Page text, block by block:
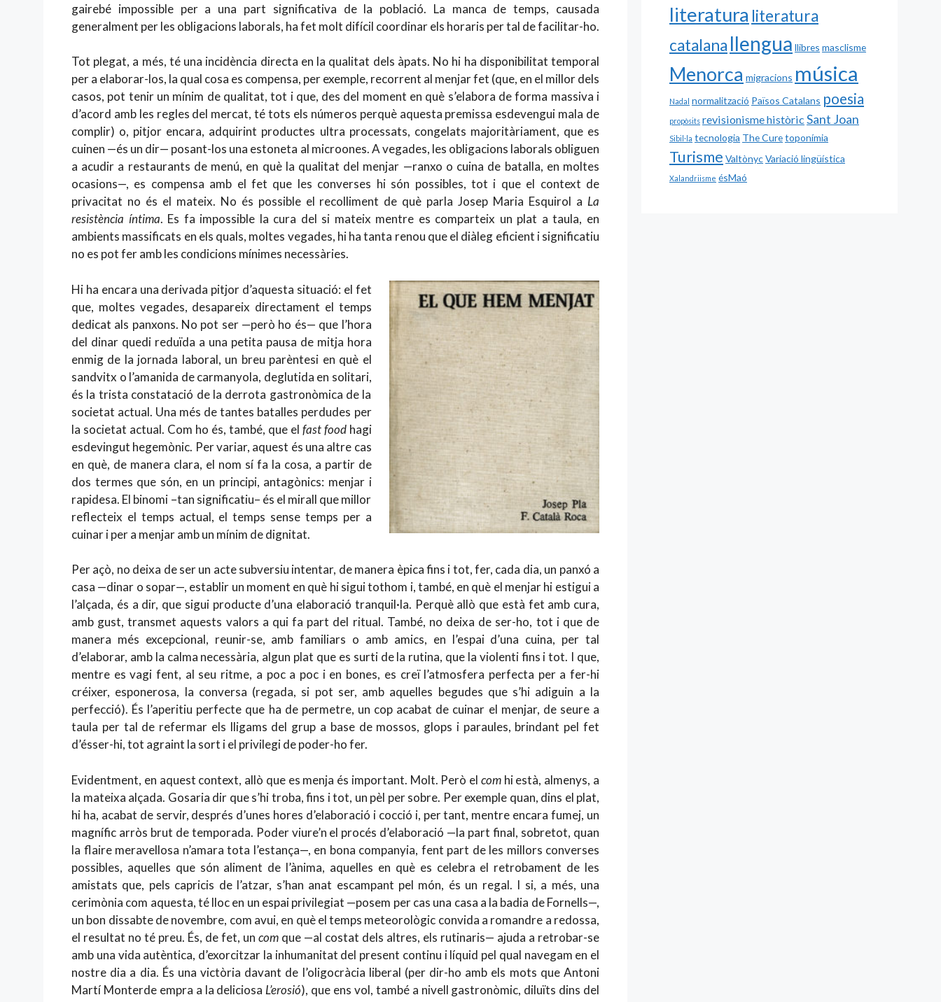
gairebé impossible per a una part significativa de la població. La manca de temps, causada
generalment per les obligacions laborals, ha fet molt difícil coordinar els horaris per tal de facilitar-ho.
Tot plegat, a més, té una incidència directa en la qualitat dels àpats. No hi ha disponibilitat temporal
per a elaborar-los, la qual cosa es compensa, per exemple, recorrent al menjar fet (que, en el millor dels
casos, pot tenir un mínim de qualitat, tot i que, des del moment en què s’elabora de forma massiva i
d’acord amb les regles del mercat, té tots els números perquè aquesta premissa esdevengui mala de
complir) o, pitjor encara, adquirint productes ultra processats, congelats majoritàriament, que es
cuinen —és un dir— posant-los una estoneta al microones. A vegades, les obligacions laborals obliguen
a acudir a restaurants de menú, en què la qualitat del menjar —ranxo o cuina de batalla, en moltes
ocasions—, es compensa amb el fet que les converses hi són possibles, tot i que el context de
privacitat no és el mateix. No és possible el recolliment de què parla Josep Maria Esquirol a La
resistència íntima. Es fa impossible la cura del si mateix mentre es comparteix un plat a taula, en
ambients massificats en els quals, moltes vegades, hi ha tanta renou que el diàleg eficient i significatiu
no es pot fer amb les condicions mínimes necessàries.
Hi ha encara una derivada pitjor d’aquesta situació: el fet
que, moltes vegades, desapareix directament el temps
dedicat als panxons. No pot ser —però ho és— que l’hora
del dinar quedi reduïda a una petita pausa de mitja hora
enmig de la jornada laboral, un breu parèntesi en què el
sandvitx o l’amanida de carmanyola, deglutida en solitari,
és la trista constatació de la derrota gastronòmica de la
societat actual. Una més de tantes batalles perdudes per
la societat actual. Com ho és, també, que el fast foodhagi
esdevingut hegemònic. Per variar, aquest és una altre cas
en què, de manera clara, el nom sí fa la cosa, a partir de
dos termes que són, en un principi, antagònics: menjar i
rapidesa. El binomi –tan significatiu– és el mirall que millor
reflecteix el temps actual, el temps sense temps per a
cuinar i per a menjar amb un mínim de dignitat.
Per açò, no deixa de ser un acte subversiu intentar, de manera èpica fins i tot, fer, cada dia, un panxó a
casa —dinar o sopar—, establir un moment en què hi sigui tothom i, també, en què el menjar hi estigui a
l’alçada, és a dir, que sigui producte d’una elaboració tranquil·la. Perquè allò que està fet amb cura,
amb gust, transmet aquests valors a qui fa part del ritual. També, no deixa de ser-ho, tot i que de
manera més excepcional, reunir-se, amb familiars o amb amics, en l’espai d’una cuina, per tal
d’elaborar, amb la calma necessària, algun plat que es surti de la rutina, que la violenti fins i tot. I que,
mentre es vagi fent, al seu ritme, a poc a poc i en bones, es creï l’atmosfera perfecta per a fer-hi
créixer, esponerosa, la conversa (regada, si pot ser, amb aquelles begudes que s’hi adiguin a la
perfecció). És l’aperitiu perfecte que ha de permetre, un cop acabat de cuinar el menjar, de seure a
taula per tal de refermar els lligams del grup a base de mossos, glops i paraules, brindant pel fet
d’ésser-hi, tot agraint la sort i el privilegi de poder-ho fer.
Evidentment, en aquest context, allò que es menja és important. Molt. Però el comhi està, almenys, a
la mateixa alçada. Gosaria dir que s’hi troba, fins i tot, un pèl per sobre. Per exemple quan, dins el plat,
hi ha, acabat de servir, després d’unes hores d’elaboració i cocció i, per tant, mentre encara fumej, un
magnífic arròs brut de temporada. Poder viure’n el procés d’elaboració —la part final, sobretot, quan
la flaire meravellosa n’amara tota l’estança—, en bona companyia, fent part de les millors converses
possibles, aquelles que són aliment de l’ànima, aquelles en què es celebra el retrobament de les
amistats que, pels capricis de l’atzar, s’han anat escampant pel món, és un regal. I si, a més, una
cerimònia com aquesta, té lloc en un espai privilegiat —posem per cas una casa a la badia de Fornells—,
un bon dissabte de novembre, com avui, en què el temps meteorològic convida a romandre a redossa,
el resultat no té preu. És, de fet, un com que —al costat dels altres, els rutinaris— ajuda a retrobar-se
amb una vida autèntica, d’exorcitzar la inhumanitat del present continu i líquid pel qual navegam en el
nostre dia a dia. És una victòria davant de l’oligocràcia liberal (per dir-ho amb els mots que Antoni
Martí Monterde empra a la deliciosa L’erosió), que ens vol, també a nivell gastronòmic, diluïts dins del
literatura literatura
catalana llengua llibres masclisme
Menorca migracions música
Nadal normalització Països Catalans poesia
propòsits revisionisme històric Sant Joan
Sibil·la tecnologia The Curetoponímia
Turisme ValtònycVariació lingüística
Xalandriisme ésMaó